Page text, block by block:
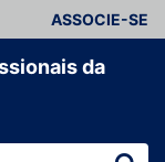
ASSOCIE-SE
da